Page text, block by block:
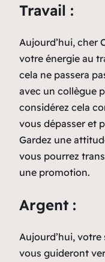
Travail :
Aujourd’hui, cher
votre énergie au
cela ne passera
avec un collègue
considérez cela
vous dépasser et
Gardez une
vous pourrez
une promotion.
Argent :
Aujourd’hui,
vous guideront